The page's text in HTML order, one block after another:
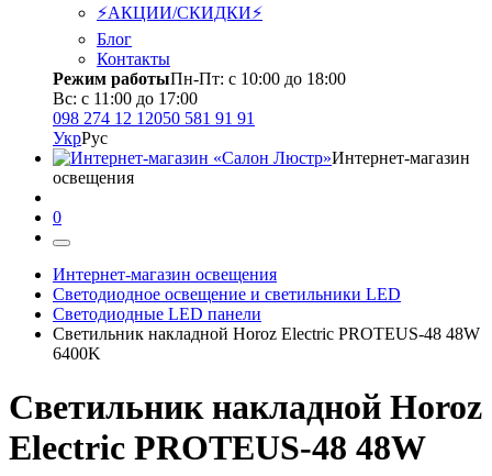
⚡АКЦИИ/СКИДКИ⚡
Блог
Контакты
Режим работыПн-Пт: с 10:00 до 18:00
Вс: с 11:00 до 17:00
098 274 12 12050 581 91 91
УкрРус
Интернет-магазин
освещения
0
Интернет-магазин освещения
Светодиодное освещение и светильники LED
Светодиодные LED панели
Светильник накладной Horoz Electric PROTEUS-48 48W
6400K
Светильник накладной Horoz
Electric PROTEUS-48 48W